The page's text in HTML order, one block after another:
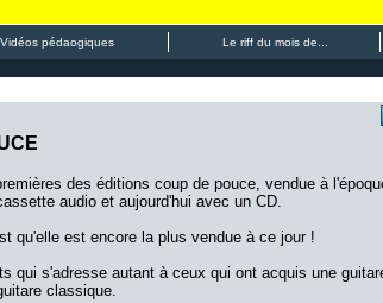
Vidéos pédaogiques Le riff du mois de...
des éditions coup de pouce, vendue à
audio et aujourd'hui avec un CD.
qu'elle est encore la plus vendue à ce jour !
qui s'adresse autant à ceux qui ont acquis une
classique.